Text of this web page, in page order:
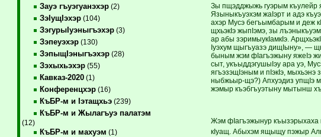
Зауэ гъуэгуанэхэр(2)
ЗэIущIэхэр(104)
ЗэгурыIуэныгъэхэр(3)
Зэпеуэхэр(130)
ЗэпыщIэныгъэхэр(28)
Зэхыхьэхэр(55)
Кавказ-2020(1)
Конференцхэр(16)
КъБР-м и Iэтащхьэ(239)
КъБР-м и Жылагъуэ палатэм
(12)
КъБР-м и махуэм (1)
Зы пщэдджыжь гуэрым къулейр
Языныкъуэхэм жаIэрт и адэ
ахэр Мусэ бегъымбарым и деж
щхьэкIэ жыпIэмэ, зы
ар абы зэримыукIамкIэ.
Iуэхум щыгъуазэ дищIыну», —
быным жэм фIагъэжыну яжеIэ
сыт, укъыддэгушыIэу ара уэ,
ягъэзэщIэным и пIэкIэ,
ныбжьыр-щэ?) Апхуэдиз упщIэ
жэмыр къэбгъуэтыну мытынш
Жэм фIагъэжынур
кIуащ. Абыхэм ящыщу пэжыр